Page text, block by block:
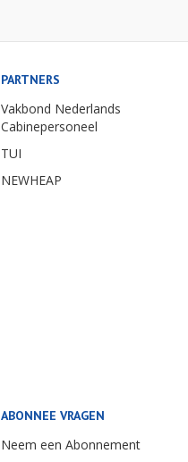
PARTNERS
Vakbond Nederlands
Cabinepersoneel
TUI
NEWHEAP
ABONNEE VRAGEN
Neem een Abonnement